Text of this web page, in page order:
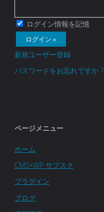
ログイン情報を記憶
新規ユーザー登録
パスワードをお忘れですか ?
ページメニュー
ホーム
CMS×WP サブスク
プラグイン
ブログ